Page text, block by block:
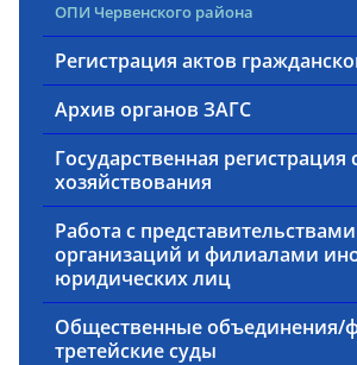
ОПИ Червенского района
Регистрация актов
Архив органов ЗАГС
Государственная регистрация
хозяйствования
Работа с
организаций и филиалами
юридических лиц
Общественные объединения/
третейские суды